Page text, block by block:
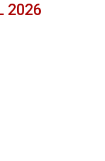
2026